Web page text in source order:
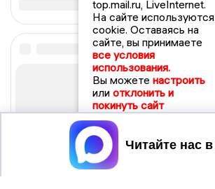
top.mail.ru, LiveInternet.
На сайте используются
cookie. Оставаясь на
сайте, вы принимаете
все условия
использования.
Вы можете настроить
или отклонить и
покинуть сайт
Принять